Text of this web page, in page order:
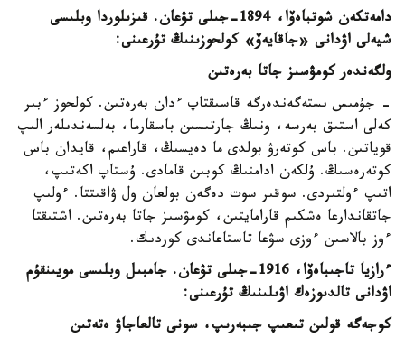
دامەتكەن شوتباەۆا، 1894-جىلى تۋعان. قىزىلوردا وبلىسى
شيەلى اۋدانى «جاقايەۆ» كولحوزىنىڭ تۇرعىنى:
ولگەندەر كومۋسىز جاتا بەرەتىن
- جۇمىس ىستەگەندەرگە قاسىقتاپ ءدان بەرەتىن. كولحوز ءبىر
كەلى استىق بەرسە، ونىڭ جارتىسىن باسقارما، بەلسەندىلەر الىپ
قوياتىن. باس كوتەرۋ بولدى ما دەيسىڭ، قاراعىم، قايدان باس
كوتەرەسىڭ. ۇلكەن ادامنىڭ كوبىن قامادى. ۇستاپ اكەتىپ،
اتىپ ءولتىردى. سوقىر سوت دەگەن بولعان ول ۋاقىتتا. ءولىپ
جاتقاندارعا ەشكىم قارامايتىن، كومۋسىز جاتا بەرەتىن. اشتىقتا
ءوز بالاسىن ءوزى سۋعا تاستاعاندى كوردىك.
ءرازيا تاجىباەۆا، 1916-جىلى تۋعان. جامبىل وبلىسى مويىنقۇم
اۋدانى تالدىوزەك اۋىلىنىڭ تۇرعىنى:
كوجەگە قولىن تىعىپ جىبەرىپ، سونى تالعاجاۋ ەتەتىن